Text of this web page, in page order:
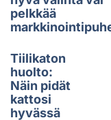
pelkkää
Tiilikaton
huolto:
Näin pidät
kattosi
hyvässä